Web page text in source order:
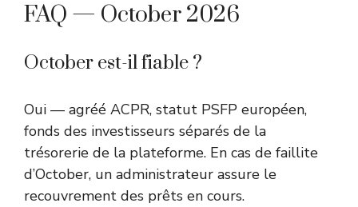
FAQ — October 2026
October est-il fiable ?
Oui — agréé ACPR, statut PSFP européen,
fonds des investisseurs séparés de la
trésorerie de la plateforme. En cas de faillite
d’October, un administrateur assure le
recouvrement des prêts en cours.